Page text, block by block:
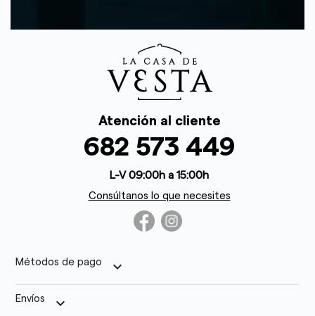
Atención al cliente
682 573 449
L-V 09:00h a 15:00h
Consúltanos lo que necesites
Métodos de pago keyboard_arrow_down
Envíos keyboard_arrow_down